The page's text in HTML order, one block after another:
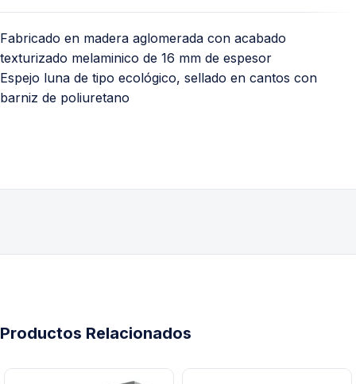
Fabricado en madera aglomerada con acabado
texturizado melaminico de 16 mm de espesor
Espejo luna de tipo ecológico, sellado en cantos con
barniz de poliuretano
Productos Relacionados